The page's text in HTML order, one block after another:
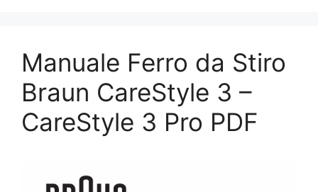
Manuale Ferro da Stiro
Braun CareStyle 3 –
CareStyle 3 Pro PDF